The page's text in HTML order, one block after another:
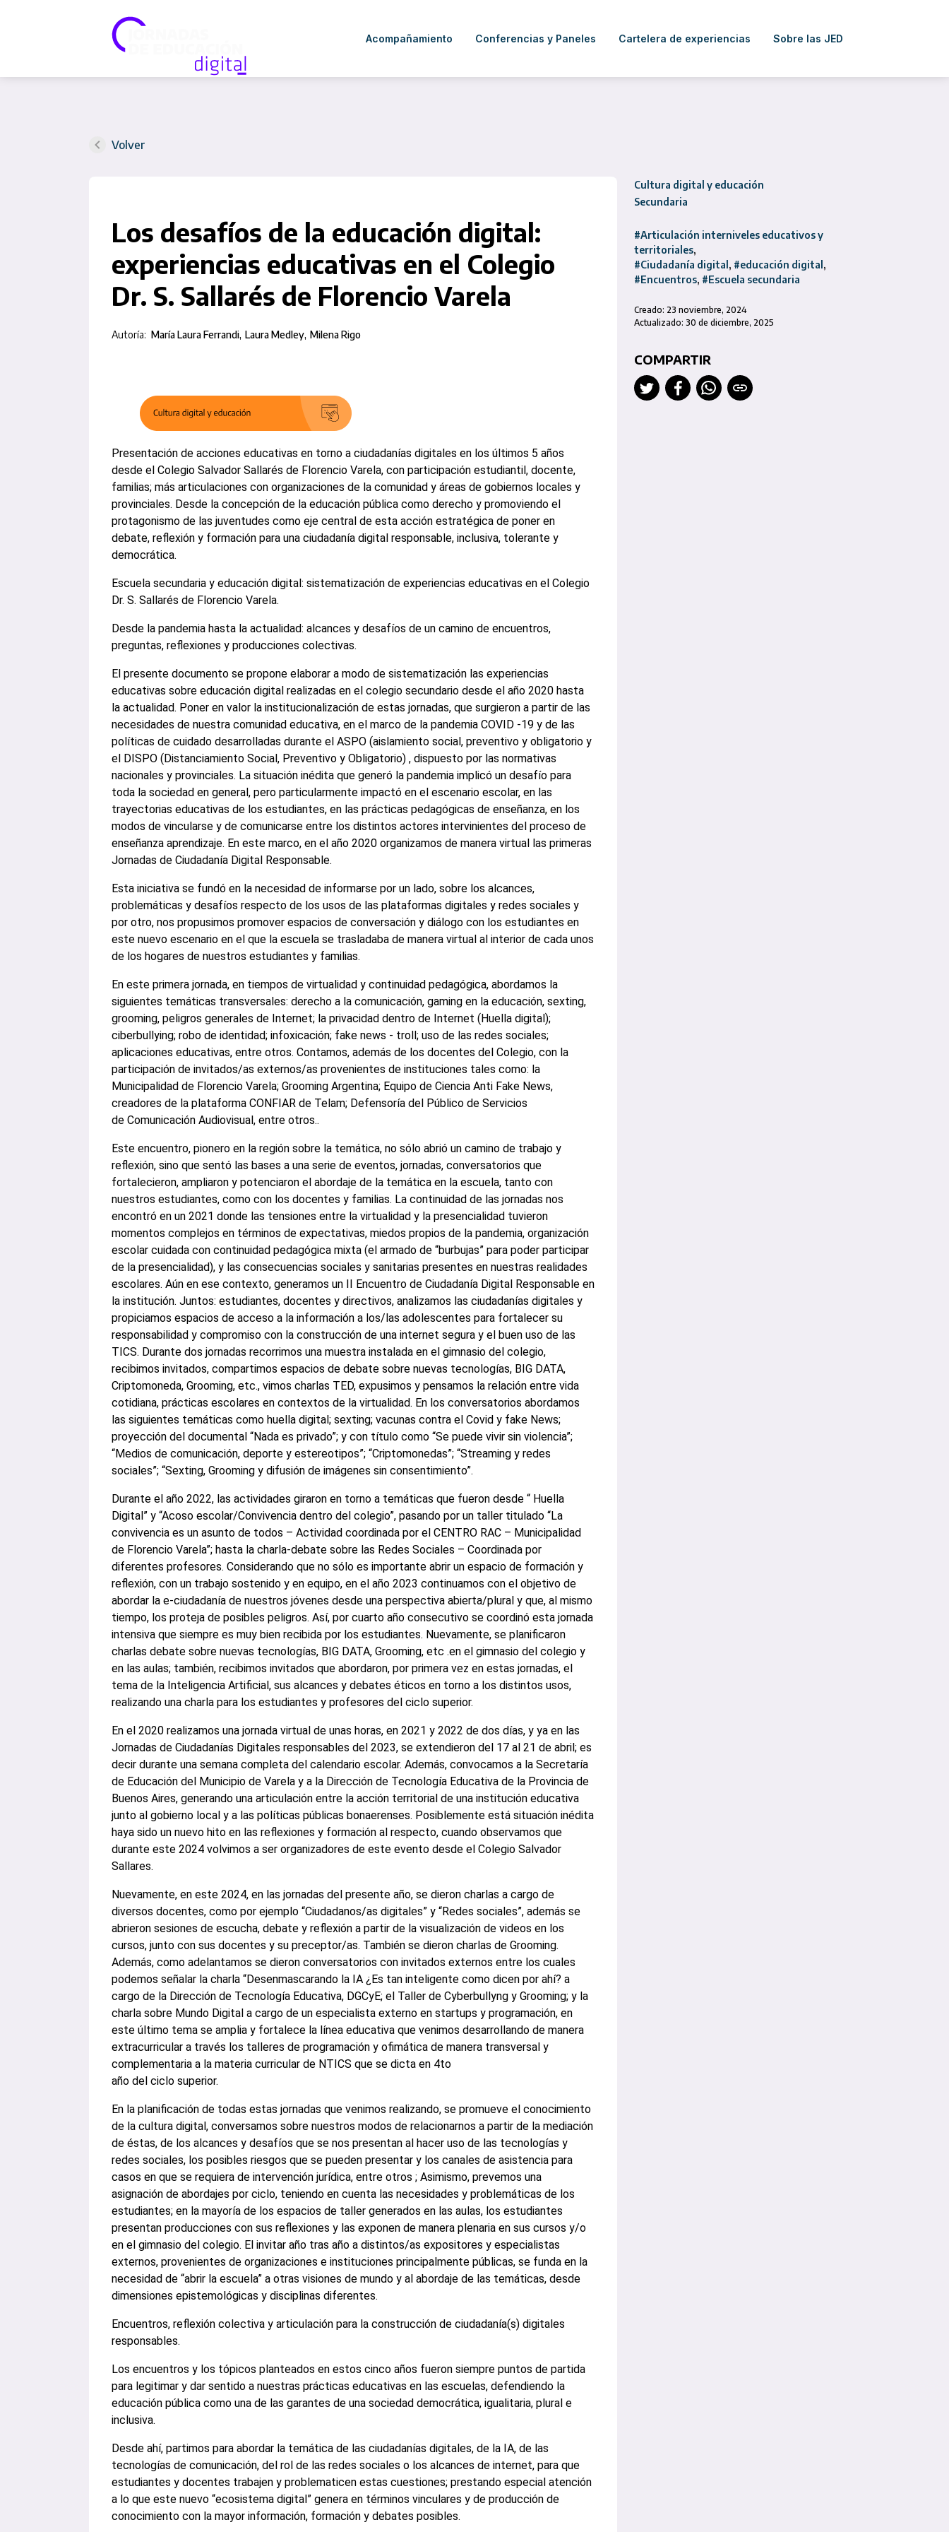
Acompañamiento Conferencias y Paneles Cartelera de experiencias Sobre las JED
Volver
Los desafíos de la educación digital:
experiencias educativas en el Colegio
Dr. S. Sallarés de Florencio Varela
Autoría: María Laura Ferrandi Laura Medley Milena Rigo
Presentación de acciones educativas en torno a ciudadanías digitales en los últimos 5 años
desde el Colegio Salvador Sallarés de Florencio Varela, con participación estudiantil, docente,
familias; más articulaciones con organizaciones de la comunidad y áreas de gobiernos locales y
provinciales. Desde la concepción de la educación pública como derecho y promoviendo el
protagonismo de las juventudes como eje central de esta acción estratégica de poner en
debate, reflexión y formación para una ciudadanía digital responsable, inclusiva, tolerante y
democrática.
Escuela secundaria y educación digital: sistematización de experiencias educativas en el Colegio
Dr. S. Sallarés de Florencio Varela.
Desde la pandemia hasta la actualidad: alcances y desafíos de un camino de encuentros,
preguntas, reflexiones y producciones colectivas.
El presente documento se propone elaborar a modo de sistematización las experiencias
educativas sobre educación digital realizadas en el colegio secundario desde el año 2020 hasta
la actualidad. Poner en valor la institucionalización de estas jornadas, que surgieron a partir de las
necesidades de nuestra comunidad educativa, en el marco de la pandemia COVID -19 y de las
políticas de cuidado desarrolladas durante el ASPO (aislamiento social, preventivo y obligatorio y
el DISPO (Distanciamiento Social, Preventivo y Obligatorio) , dispuesto por las normativas
nacionales y provinciales. La situación inédita que generó la pandemia implicó un desafío para
toda la sociedad en general, pero particularmente impactó en el escenario escolar, en las
trayectorias educativas de los estudiantes, en las prácticas pedagógicas de enseñanza, en los
modos de vincularse y de comunicarse entre los distintos actores intervinientes del proceso de
enseñanza aprendizaje. En este marco, en el año 2020 organizamos de manera virtual las primeras
Jornadas de Ciudadanía Digital Responsable.
Esta iniciativa se fundó en la necesidad de informarse por un lado, sobre los alcances,
problemáticas y desafíos respecto de los usos de las plataformas digitales y redes sociales y
por otro, nos propusimos promover espacios de conversación y diálogo con los estudiantes en
este nuevo escenario en el que la escuela se trasladaba de manera virtual al interior de cada unos
de los hogares de nuestros estudiantes y familias.
En este primera jornada, en tiempos de virtualidad y continuidad pedagógica, abordamos la
siguientes temáticas transversales: derecho a la comunicación, gaming en la educación, sexting,
grooming, peligros generales de Internet; la privacidad dentro de Internet (Huella digital);
ciberbullying; robo de identidad; infoxicación; fake news - troll; uso de las redes sociales;
aplicaciones educativas, entre otros. Contamos, además de los docentes del Colegio, con la
participación de invitados/as externos/as provenientes de instituciones tales como: la
Municipalidad de Florencio Varela; Grooming Argentina; Equipo de Ciencia Anti Fake News,
creadores de la plataforma CONFIAR de Telam; Defensoría del Público de Servicios
de Comunicación Audiovisual, entre otros..
Este encuentro, pionero en la región sobre la temática, no sólo abrió un camino de trabajo y
reflexión, sino que sentó las bases a una serie de eventos, jornadas, conversatorios que
fortalecieron, ampliaron y potenciaron el abordaje de la temática en la escuela, tanto con
nuestros estudiantes, como con los docentes y familias. La continuidad de las jornadas nos
encontró en un 2021 donde las tensiones entre la virtualidad y la presencialidad tuvieron
momentos complejos en términos de expectativas, miedos propios de la pandemia, organización
escolar cuidada con continuidad pedagógica mixta (el armado de “burbujas” para poder participar
de la presencialidad), y las consecuencias sociales y sanitarias presentes en nuestras realidades
escolares. Aún en ese contexto, generamos un II Encuentro de Ciudadanía Digital Responsable en
la institución. Juntos: estudiantes, docentes y directivos, analizamos las ciudadanías digitales y
propiciamos espacios de acceso a la información a los/las adolescentes para fortalecer su
responsabilidad y compromiso con la construcción de una internet segura y el buen uso de las
TICS. Durante dos jornadas recorrimos una muestra instalada en el gimnasio del colegio,
recibimos invitados, compartimos espacios de debate sobre nuevas tecnologías, BIG DATA,
Criptomoneda, Grooming, etc., vimos charlas TED, expusimos y pensamos la relación entre vida
cotidiana, prácticas escolares en contextos de la virtualidad. En los conversatorios abordamos
las siguientes temáticas como huella digital; sexting; vacunas contra el Covid y fake News;
proyección del documental “Nada es privado”; y con título como “Se puede vivir sin violencia”;
“Medios de comunicación, deporte y estereotipos”; “Criptomonedas”; “Streaming y redes
sociales”; “Sexting, Grooming y difusión de imágenes sin consentimiento”.
Durante el año 2022, las actividades giraron en torno a temáticas que fueron desde “ Huella
Digital” y “Acoso escolar/Convivencia dentro del colegio”, pasando por un taller titulado “La
convivencia es un asunto de todos – Actividad coordinada por el CENTRO RAC – Municipalidad
de Florencio Varela”; hasta la charla-debate sobre las Redes Sociales – Coordinada por
diferentes profesores. Considerando que no sólo es importante abrir un espacio de formación y
reflexión, con un trabajo sostenido y en equipo, en el año 2023 continuamos con el objetivo de
abordar la e-ciudadanía de nuestros jóvenes desde una perspectiva abierta/plural y que, al mismo
tiempo, los proteja de posibles peligros. Así, por cuarto año consecutivo se coordinó esta jornada
intensiva que siempre es muy bien recibida por los estudiantes. Nuevamente, se planificaron
charlas debate sobre nuevas tecnologías, BIG DATA, Grooming, etc .en el gimnasio del colegio y
en las aulas; también, recibimos invitados que abordaron, por primera vez en estas jornadas, el
tema de la Inteligencia Artificial, sus alcances y debates éticos en torno a los distintos usos,
realizando una charla para los estudiantes y profesores del ciclo superior.
En el 2020 realizamos una jornada virtual de unas horas, en 2021 y 2022 de dos días, y ya en las
Jornadas de Ciudadanías Digitales responsables del 2023, se extendieron del 17 al 21 de abril; es
decir durante una semana completa del calendario escolar. Además, convocamos a la Secretaría
de Educación del Municipio de Varela y a la Dirección de Tecnología Educativa de la Provincia de
Buenos Aires, generando una articulación entre la acción territorial de una institución educativa
junto al gobierno local y a las políticas públicas bonaerenses. Posiblemente está situación inédita
haya sido un nuevo hito en las reflexiones y formación al respecto, cuando observamos que
durante este 2024 volvimos a ser organizadores de este evento desde el Colegio Salvador
Sallares.
Nuevamente, en este 2024, en las jornadas del presente año, se dieron charlas a cargo de
diversos docentes, como por ejemplo “Ciudadanos/as digitales” y “Redes sociales”, además se
abrieron sesiones de escucha, debate y reflexión a partir de la visualización de videos en los
cursos, junto con sus docentes y su preceptor/as. También se dieron charlas de Grooming.
Además, como adelantamos se dieron conversatorios con invitados externos entre los cuales
podemos señalar la charla “Desenmascarando la IA ¿Es tan inteligente como dicen por ahí? a
cargo de la Dirección de Tecnología Educativa, DGCyE; el Taller de Cyberbullyng y Grooming; y la
charla sobre Mundo Digital a cargo de un especialista externo en startups y programación, en
este último tema se amplia y fortalece la línea educativa que venimos desarrollando de manera
extracurricular a través los talleres de programación y ofimática de manera transversal y
complementaria a la materia curricular de NTICS que se dicta en 4to
año del ciclo superior.
En la planificación de todas estas jornadas que venimos realizando, se promueve el conocimiento
de la cultura digital, conversamos sobre nuestros modos de relacionarnos a partir de la mediación
de éstas, de los alcances y desafíos que se nos presentan al hacer uso de las tecnologías y
redes sociales, los posibles riesgos que se pueden presentar y los canales de asistencia para
casos en que se requiera de intervención jurídica, entre otros ; Asimismo, prevemos una
asignación de abordajes por ciclo, teniendo en cuenta las necesidades y problemáticas de los
estudiantes; en la mayoría de los espacios de taller generados en las aulas, los estudiantes
presentan producciones con sus reflexiones y las exponen de manera plenaria en sus cursos y/o
en el gimnasio del colegio. El invitar año tras año a distintos/as expositores y especialistas
externos, provenientes de organizaciones e instituciones principalmente públicas, se funda en la
necesidad de “abrir la escuela” a otras visiones de mundo y al abordaje de las temáticas, desde
dimensiones epistemológicas y disciplinas diferentes.
Encuentros, reflexión colectiva y articulación para la construcción de ciudadanía(s) digitales
responsables.
Los encuentros y los tópicos planteados en estos cinco años fueron siempre puntos de partida
para legitimar y dar sentido a nuestras prácticas educativas en las escuelas, defendiendo la
educación pública como una de las garantes de una sociedad democrática, igualitaria, plural e
inclusiva.
Desde ahí, partimos para abordar la temática de las ciudadanías digitales, de la IA, de las
tecnologías de comunicación, del rol de las redes sociales o los alcances de internet, para que
estudiantes y docentes trabajen y problematicen estas cuestiones; prestando especial atención
a lo que este nuevo “ecosistema digital” genera en términos vinculares y de producción de
conocimiento con la mayor información, formación y debates posibles.
Cultura digital y educación
Secundaria
#Articulación interniveles educativos y
territoriales
#Ciudadanía digital
#educación digital
#Encuentros #Escuela secundaria
Creado: 23 noviembre, 2024
Actualizado: 30 de diciembre, 2025
COMPARTIR